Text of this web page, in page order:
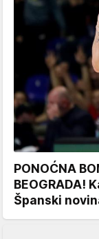
PONOĆNA
BEOGRADA!
Španski